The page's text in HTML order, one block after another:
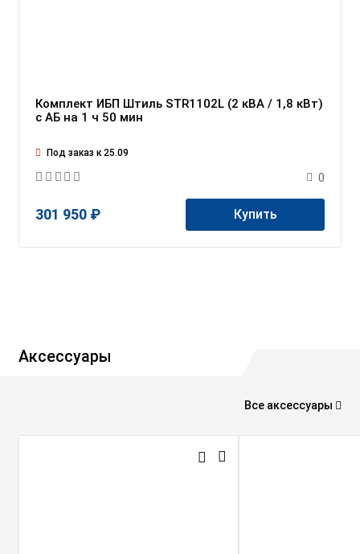
Комплект ИБП Штиль STR1102L (2 кВА / 1,8 кВт)
c АБ на 1 ч 50 мин
Под заказ к 25.09
0
301 950 ₽ Купить
Аксессуары
Все аксессуары